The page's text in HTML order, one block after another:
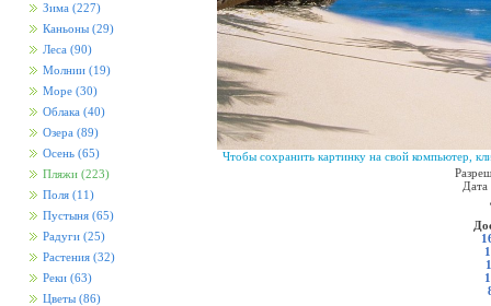
Зима (227)
Каньоны (29)
Леса (90)
Молнии (19)
Море (30)
Облака (40)
Озера (89)
Осень (65)
Пляжи (223)
Поля (11)
Пустыня (65)
Радуги (25)
Растения (32)
Реки (63)
Цветы (86)
Чтобы сохранить картинку на свой компьютер,
Дата